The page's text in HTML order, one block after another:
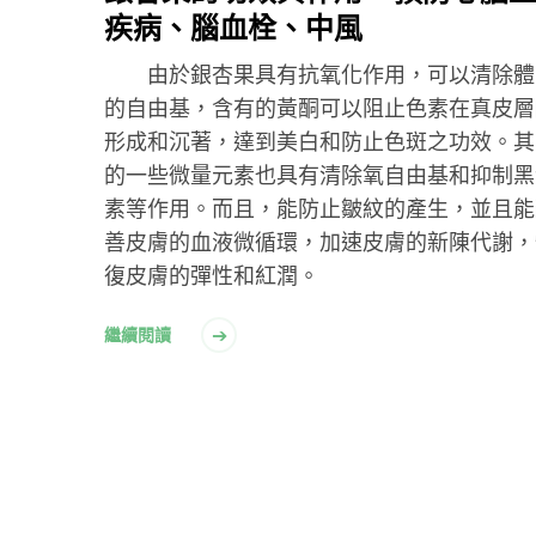
疾病、腦血栓、中風
由於銀杏果具有抗氧化作用，可以清除體
的自由基，含有的黃酮可以阻止色素在真皮
形成和沉著，達到美白和防止色斑之功效。
的一些微量元素也具有清除氧自由基和抑制
素等作用。而且，能防止皺紋的產生，並且
善皮膚的血液微循環，加速皮膚的新陳代謝
復皮膚的彈性和紅潤。
繼續閱讀